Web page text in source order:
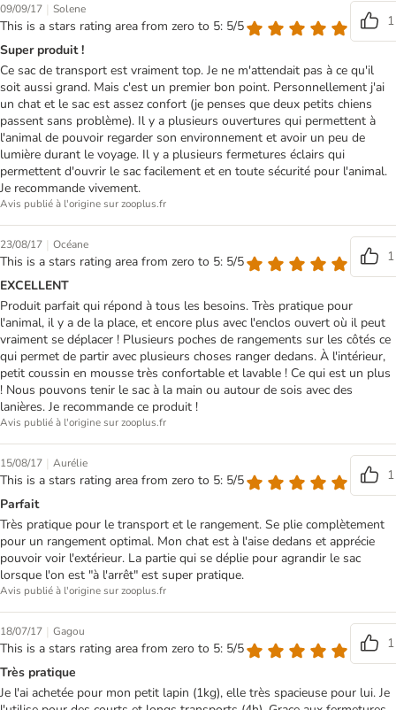
09/09/17 | Solene
This is a stars rating area from zero to 5: 5/5
1
Super produit !
Ce sac de transport est vraiment top. Je ne m'attendait pas à ce qu'il
soit aussi grand. Mais c'est un premier bon point. Personnellement j'ai
un chat et le sac est assez confort (je penses que deux petits chiens
passent sans problème). Il y a plusieurs ouvertures qui permettent à
l'animal de pouvoir regarder son environnement et avoir un peu de
lumière durant le voyage. Il y a plusieurs fermetures éclairs qui
permettent d'ouvrir le sac facilement et en toute sécurité pour l'animal.
Je recommande vivement.
Avis publié à l'origine sur zooplus.fr
23/08/17 | Océane
This is a stars rating area from zero to 5: 5/5
1
EXCELLENT
Produit parfait qui répond à tous les besoins. Très pratique pour
l'animal, il y a de la place, et encore plus avec l'enclos ouvert où il peut
vraiment se déplacer ! Plusieurs poches de rangements sur les côtés ce
qui permet de partir avec plusieurs choses ranger dedans. À l'intérieur,
petit coussin en mousse très confortable et lavable ! Ce qui est un plus
! Nous pouvons tenir le sac à la main ou autour de sois avec des
lanières. Je recommande ce produit !
Avis publié à l'origine sur zooplus.fr
15/08/17 | Aurélie
This is a stars rating area from zero to 5: 5/5
1
Parfait
Très pratique pour le transport et le rangement. Se plie complètement
pour un rangement optimal. Mon chat est à l'aise dedans et apprécie
pouvoir voir l'extérieur. La partie qui se déplie pour agrandir le sac
lorsque l'on est "à l'arrêt" est super pratique.
Avis publié à l'origine sur zooplus.fr
18/07/17 | Gagou
This is a stars rating area from zero to 5: 5/5
1
Très pratique
Je l'ai achetée pour mon petit lapin (1kg), elle très spacieuse pour lui. Je